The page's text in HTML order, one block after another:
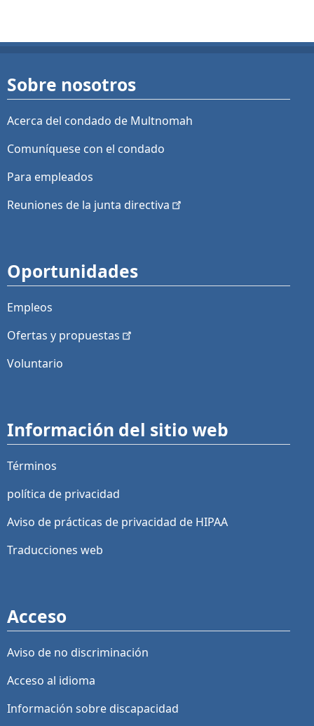
Sobre nosotros
Acerca del condado de Multnomah
Comuníquese con el condado
Para empleados
Reuniones de la junta directiva
Oportunidades
Empleos
Ofertas y propuestas
Voluntario
Información del sitio web
Términos
política de privacidad
Aviso de prácticas de privacidad de HIPAA
Traducciones web
Acceso
Aviso de no discriminación
Acceso al idioma
Información sobre discapacidad